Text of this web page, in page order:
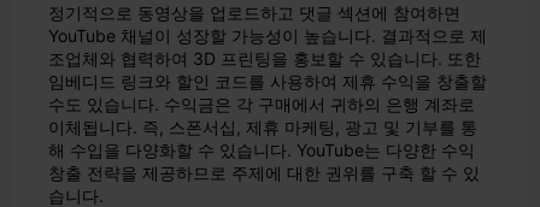
정기적으로 동영상을 업로드하고 댓글 섹션에 참여하면
YouTube 채널이 성장할 가능성이 높습니다. 결과적으로 제
조업체와 협력하여 3D 프린팅을 홍보할 수 있습니다. 또한
임베디드 링크와 할인 코드를 사용하여 제휴 수익을 창출할
수도 있습니다. 수익금은 각 구매에서 귀하의 은행 계좌로
이체됩니다. 즉, 스폰서십, 제휴 마케팅, 광고 및 기부를 통
해 수입을 다양화할 수 있습니다. YouTube는 다양한 수익
창출 전략을 제공하므로 주제에 대한 권위를 구축 할 수 있
습니다.